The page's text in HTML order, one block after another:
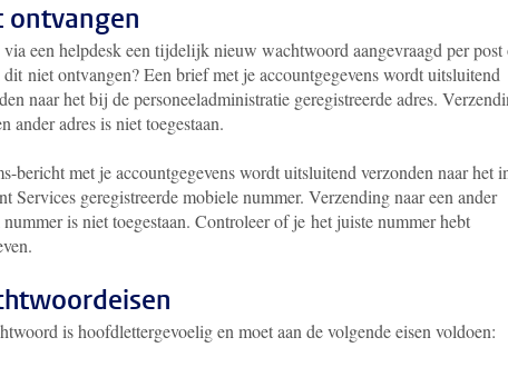
ontvangen
een helpdesk een tijdelijk nieuw wachtwoord aangevraagd per post
dit niet ontvangen? Een brief met je accountgegevens wordt uitsluitend
naar het bij de personeeladministratie geregistreerde adres.
ander adres is niet toegestaan.
bericht met je accountgegevens wordt uitsluitend verzonden naar het
Services geregistreerde mobiele nummer. Verzending naar een ander
is niet toegestaan. Controleer of je het juiste nummer hebt
is hoofdlettergevoelig en moet aan de volgende eisen voldoen: